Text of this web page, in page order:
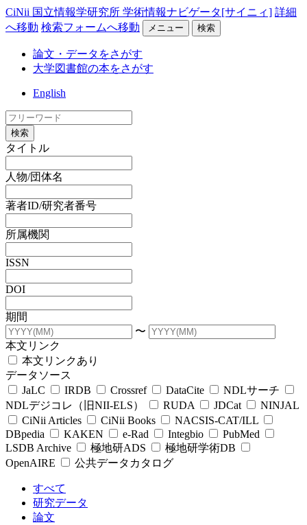
CiNii 国立情報学研究所 学術情報ナビゲータ[サイニィ] 詳細
へ移動 検索フォームへ移動 メニュー 検索
論文・データをさがす
大学図書館の本をさがす
English
検索
タイトル
人物/団体名
著者ID/研究者番号
所属機関
ISSN
DOI
期間
〜
本文リンク
本文リンクあり
データソース
JaLC
IRDB Crossref DataCite
NDLサーチ
NDLデジコレ（旧NII-ELS）
RUDA JDCat
NINJAL
CiNii Articles
CiNii Books
NACSIS-CAT/ILL
DBpedia
KAKEN e-Rad Integbio
PubMed
LSDB Archive
極地研ADS
極地研学術DB
OpenAIRE
公共データカタログ
すべて
研究データ
論文